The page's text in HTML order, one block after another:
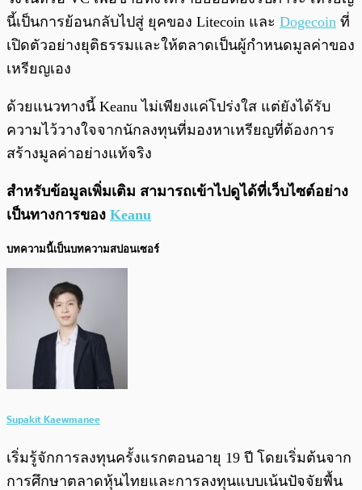
นี้เป็นการย้อนกลับไปสู่ ยุคของ Litecoin และ Dogecoin ที่
เปิดตัวอย่างยุติธรรมและให้ตลาดเป็นผู้กำหนดมูลค่าของ
เหรียญเอง
ด้วยแนวทางนี้ Keanu ไม่เพียงแค่โปร่งใส แต่ยังได้รับ
ความไว้วางใจจากนักลงทุนที่มองหาเหรียญที่ต้องการ
สร้างมูลค่าอย่างแท้จริง
สำหรับข้อมูลเพิ่มเติม สามารถเข้าไปดูได้ที่เว็บไซต์อย่าง
เป็นทางการของ Keanu
บทความนี้เป็นบทความสปอนเซอร์
Supakit Kaewmanee
เริ่มรู้จักการลงทุนครั้งแรกตอนอายุ 19 ปี โดยเริ่มต้นจาก
การศึกษาตลาดหุ้นไทยและการลงทุนแบบเน้นปัจจัยพื้น